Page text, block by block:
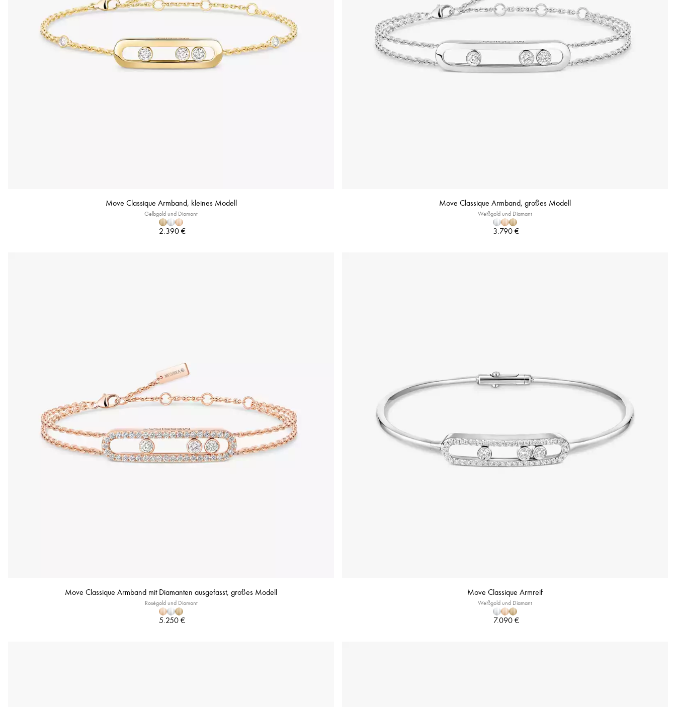
Move Classique Armband, kleines Modell
Gelbgold und Diamant
2.390 €
Move Classique Armband, großes Modell
Weißgold und Diamant
3.790 €
Move Classique Armband mit Diamanten ausgefasst, großes Modell
Roségold und Diamant
5.250 €
Move Classique Armreif
Weißgold und Diamant
7.090 €